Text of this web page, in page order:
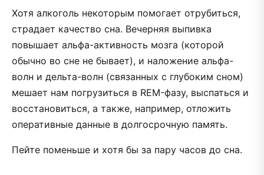
Хотя алкоголь некоторым помогает отрубиться,
страдает качество сна. Вечерняя выпивка
повышает альфа-активность мозга (которой
обычно во сне не бывает), и наложение альфа-
волн и дельта-волн (связанных с глубоким сном)
мешает нам погрузиться в REM-фазу, выспаться и
восстановиться, а также, например, отложить
оперативные данные в долгосрочную память.
Пейте поменьше и хотя бы за пару часов до сна.